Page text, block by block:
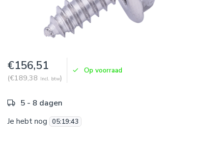
€156,51
(€189,38 Incl. btw)
Op voorraad
5 - 8 dagen
Je hebt nog 05:19:43